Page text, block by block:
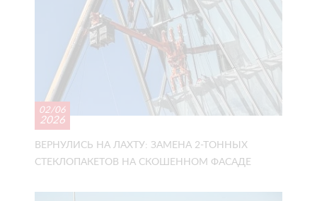
02/06
2026
ВЕРНУЛИСЬ НА ЛАХТУ: ЗАМЕНА 2-ТОННЫХ
СТЕКЛОПАКЕТОВ НА СКОШЕННОМ ФАСАДЕ